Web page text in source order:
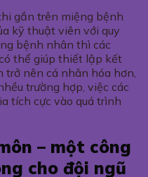
gắn trên miệng bệnh
kỹ thuật viên với quy
bệnh nhân thì các
thể giúp thiết lập kết
trở nên cá nhân hóa hơn,
trường hợp, việc các
tích cực vào quá trình
– một công
cho đội ngũ